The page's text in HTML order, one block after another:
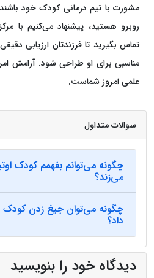
مشورت با تیم درمانی کودک خود
روبرو هستید، پیشنهاد می‌کنیم با
تماس بگیرید تا فرزندتان ارزیابی
مناسبی برای او طراحی شود. آرامش
علمی امروز شماست.
سوالات متداول
چگونه می‌توانم بفهمم کودک
می‌زند؟
چگونه می‌توان جیغ زدن کودک
داد؟
دیدگاه خود را بنویسید